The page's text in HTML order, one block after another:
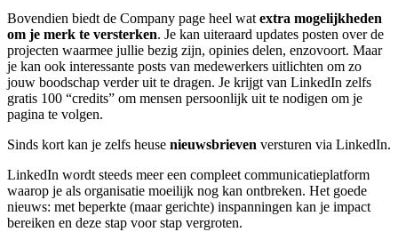
Bovendien biedt de Company page heel wat extra mogelijkheden
om je merk te versterken. Je kan uiteraard updates posten over de
projecten waarmee jullie bezig zijn, opinies delen, enzovoort. Maar
je kan ook interessante posts van medewerkers uitlichten om zo
jouw boodschap verder uit te dragen. Je krijgt van LinkedIn zelfs
gratis 100 “credits” om mensen persoonlijk uit te nodigen om je
pagina te volgen.
Sinds kort kan je zelfs heuse nieuwsbrieven versturen via LinkedIn.
LinkedIn wordt steeds meer een compleet communicatieplatform
waarop je als organisatie moeilijk nog kan ontbreken. Het goede
nieuws: met beperkte (maar gerichte) inspanningen kan je impact
bereiken en deze stap voor stap vergroten.